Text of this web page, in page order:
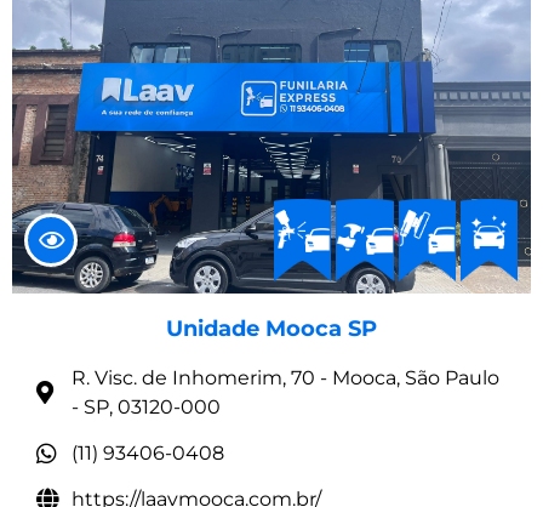
Unidade Mooca SP
R. Visc. de Inhomerim, 70 - Mooca, São Paulo
- SP, 03120-000
(11) 93406-0408
https://laavmooca.com.br/